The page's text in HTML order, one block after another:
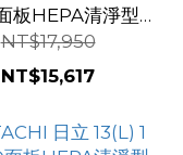
板HEPA清淨型
濕機 RD-360HC
金韻綠
NT$17,950
NT$15,617